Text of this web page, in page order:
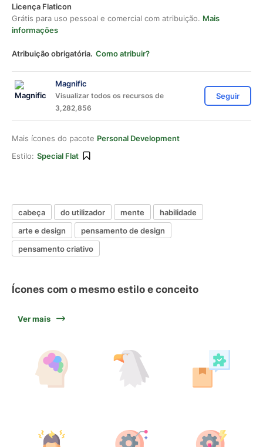
Licença Flaticon
Grátis para uso pessoal e comercial com atribuição. Mais
informações
Atribuição obrigatória. Como atribuir?
Magnific
Visualizar todos os recursos de
3,282,856
Seguir
Mais ícones do pacote Personal Development
Estilo: Special Flat
cabeça do utilizador mente
habilidade
arte e design
pensamento de design
pensamento criativo
Ícones com o mesmo estilo e conceito
Ver mais